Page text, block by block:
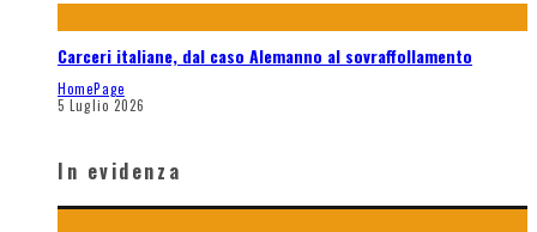
Carceri italiane, dal caso Alemanno al sovraffollamento
HomePage
5 Luglio 2026
In evidenza